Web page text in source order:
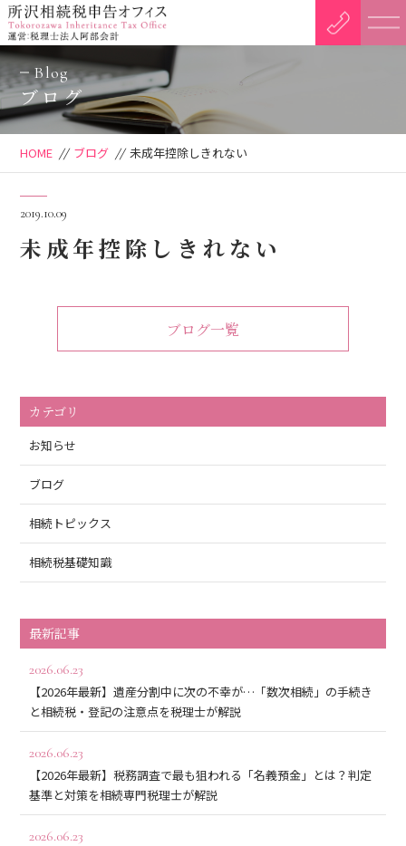
Blog
ブログ
HOME // ブログ // 未成年控除しきれない
2019.10.09
未成年控除しきれない
ブログ一覧
カテゴリ
お知らせ
ブログ
相続トピックス
相続税基礎知識
最新記事
2026.06.23
【2026年最新】遺産分割中に次の不幸が…「数次相続」の手続き
と相続税・登記の注意点を税理士が解説
2026.06.23
【2026年最新】税務調査で最も狙われる「名義預金」とは？判定
基準と対策を相続専門税理士が解説
2026.06.23